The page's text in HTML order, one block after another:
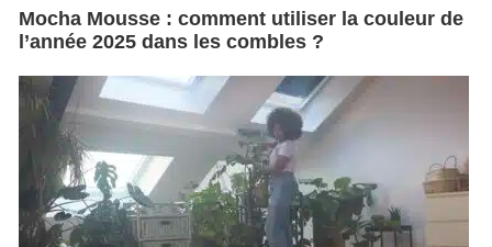
Mocha Mousse : comment utiliser la couleur de
l’année 2025 dans les combles ?